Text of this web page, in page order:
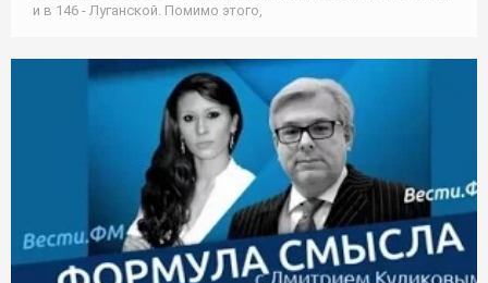
и в 146 - Луганской. Помимо этого,